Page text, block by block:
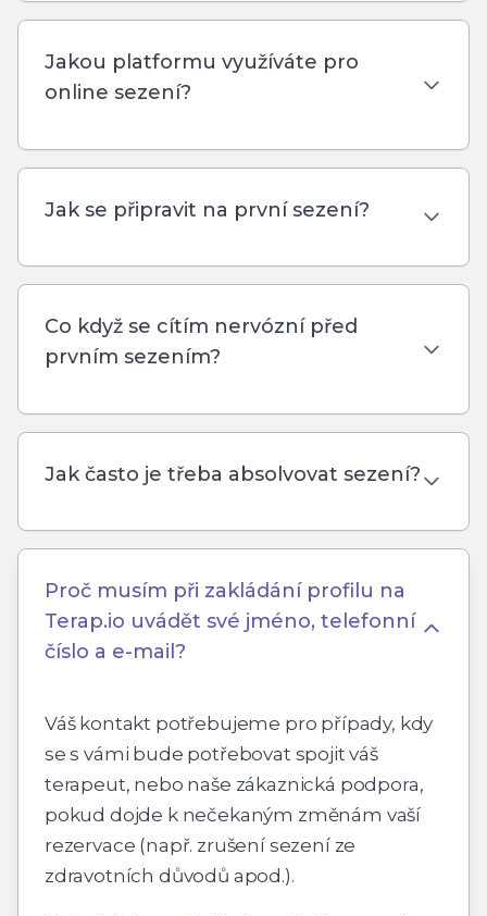
Jakou platformu využíváte pro
online sezení?
Jak se připravit na první sezení?
Co když se cítím nervózní před
prvním sezením?
Jak často je třeba absolvovat sezení?
Proč musím při zakládání profilu na
Terap.io uvádět své jméno, telefonní
číslo a e-mail?
Váš kontakt potřebujeme pro případy, kdy
se s vámi bude potřebovat spojit váš
terapeut, nebo naše zákaznická podpora,
pokud dojde k nečekaným změnám vaší
rezervace (např. zrušení sezení ze
zdravotních důvodů apod.).